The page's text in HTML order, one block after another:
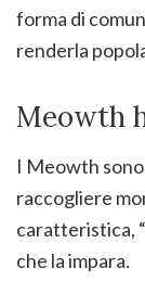
forma di
renderla
Meowth
I Meowth
raccogliere
caratteristica,
che la impara.